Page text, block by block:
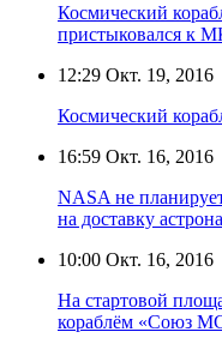
Космический
пристыковался к
12:29 Окт. 19, 2016
Космический
16:59 Окт. 16, 2016
NASA не
на доставку
10:00 Окт. 16, 2016
На стартовой
кораблём «Союз